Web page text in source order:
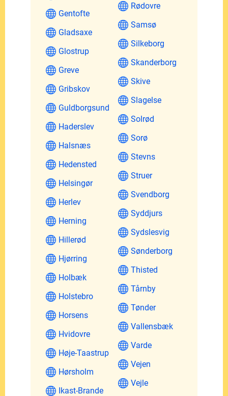
Gentofte
Gladsaxe
Glostrup
Greve
Gribskov
Guldborgsund
Haderslev
Halsnæs
Hedensted
Helsingør
Herlev
Herning
Hillerød
Hjørring
Holbæk
Holstebro
Horsens
Hvidovre
Høje-Taastrup
Hørsholm
Ikast-Brande
Rødovre
Samsø
Silkeborg
Skanderborg
Skive
Slagelse
Solrød
Sorø
Stevns
Struer
Svendborg
Syddjurs
Sydslesvig
Sønderborg
Thisted
Tårnby
Tønder
Vallensbæk
Varde
Vejen
Vejle